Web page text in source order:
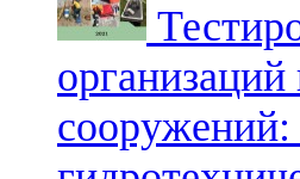
организаций
сооружений: